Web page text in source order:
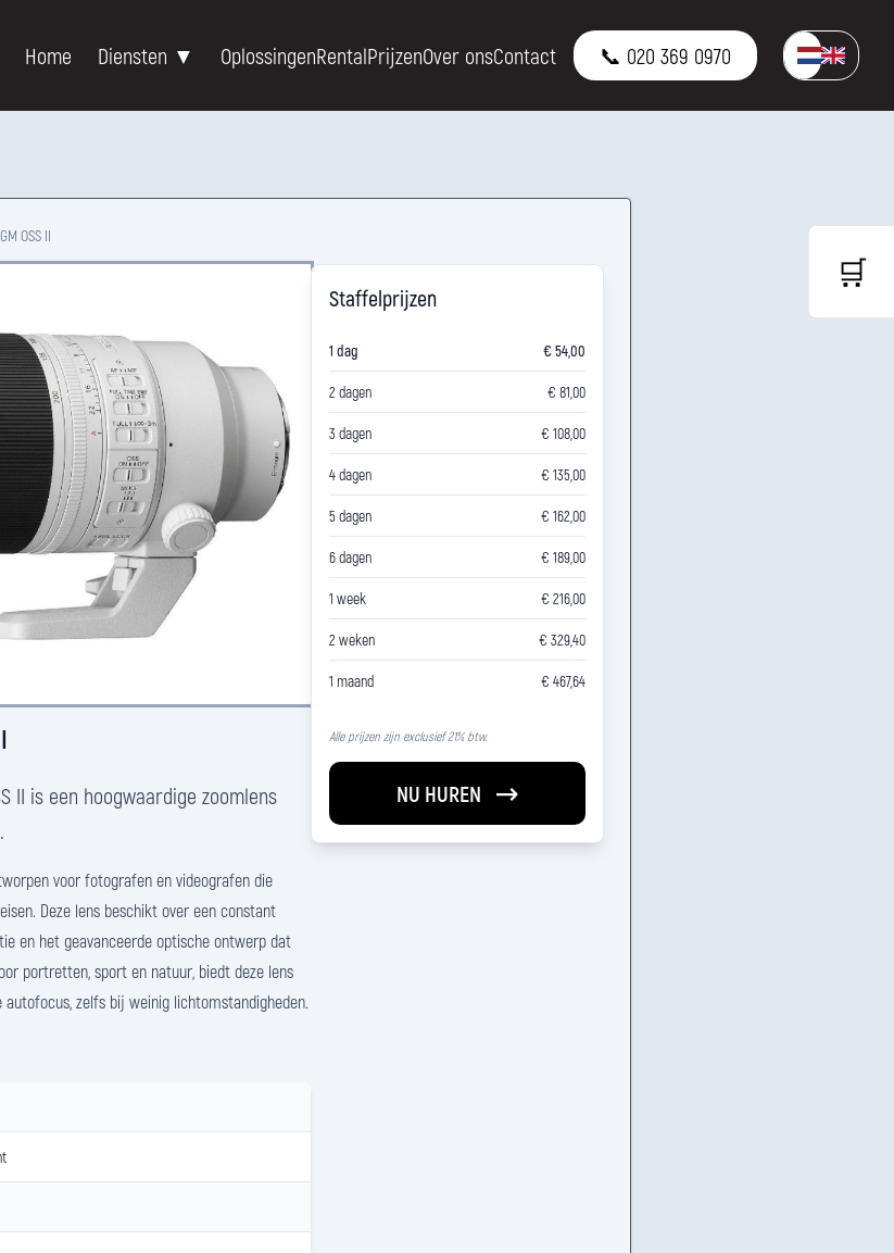
Home Diensten ▼ OplossingenRentalPrijzenOver onsContact 📞 020 369 0970
OSS II
II is een hoogwaardige zoomlens
voor fotografen en videografen die
Deze lens beschikt over een constant
en het geavanceerde optische ontwerp dat
portretten, sport en natuur, biedt deze lens
zelfs bij weinig lichtomstandigheden.
Staffelprijzen
1 dag € 54,00
2 dagen € 81,00
3 dagen € 108,00
4 dagen € 135,00
5 dagen € 162,00
6 dagen € 189,00
1 week € 216,00
2 weken € 329,40
1 maand € 467,64
Alle prijzen zijn exclusief 21% btw.
NU HUREN
🛒